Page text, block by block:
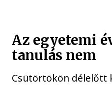
Az egyetemi
tanulás nem
Csütörtökön délelőtt